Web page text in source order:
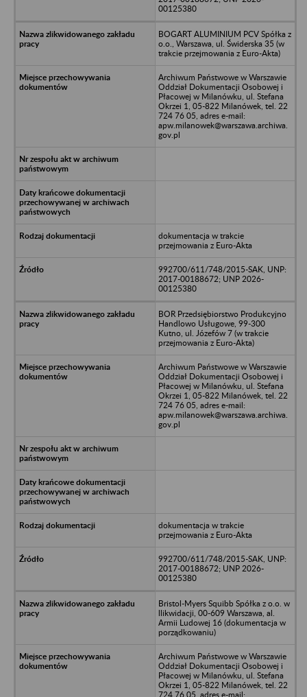
00125380
BOGART ALUMINIUM PCV Spółka z
o.o., Warszawa, ul. Świderska 35 (w
trakcie przejmowania z Euro-Akta)
Archiwum Państwowe w Warszawie
Oddział Dokumentacji Osobowej i
Płacowej w Milanówku, ul. Stefana
Okrzei 1, 05-822 Milanówek, tel. 22
724 76 05, adres e-mail:
apw.milanowek@warszawa.archiwa.
gov.pl
dokumentacja w trakcie
przejmowania z Euro-Akta
992700/611/748/2015-SAK, UNP:
2017-00188672; UNP 2026-
00125380
BOR Przedsiębiorstwo Produkcyjno
Handlowo Usługowe, 99-300
Kutno, ul. Józefów 7 (w trakcie
przejmowania z Euro-Akta)
Archiwum Państwowe w Warszawie
Oddział Dokumentacji Osobowej i
Płacowej w Milanówku, ul. Stefana
Okrzei 1, 05-822 Milanówek, tel. 22
724 76 05, adres e-mail:
apw.milanowek@warszawa.archiwa.
gov.pl
dokumentacja w trakcie
przejmowania z Euro-Akta
992700/611/748/2015-SAK, UNP:
2017-00188672; UNP 2026-
00125380
Bristol-Myers Squibb Spółka z o.o. w
llikwidacji, 00-609 Warszawa, al.
Armii Ludowej 16 (dokumentacja w
porządkowaniu)
Archiwum Państwowe w Warszawie
Oddział Dokumentacji Osobowej i
Płacowej w Milanówku, ul. Stefana
Okrzei 1, 05-822 Milanówek, tel. 22
724 76 05, adres e-mail: